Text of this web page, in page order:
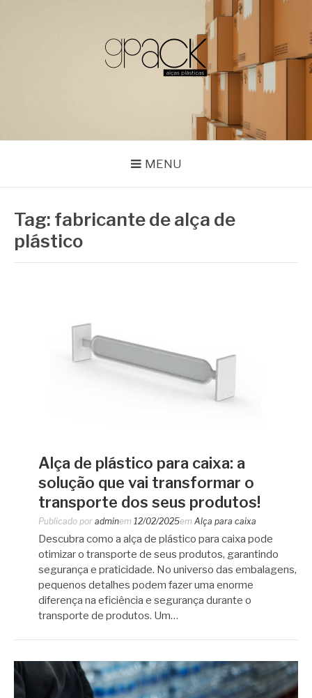
MENU
Tag: fabricante de alça de
plástico
Alça de plástico para caixa: a
solução que vai transformar o
transporte dos seus produtos!
Publicado por adminem 12/02/2025em Alça para caixa
Descubra como a alça de plástico para caixa pode
otimizar o transporte de seus produtos, garantindo
segurança e praticidade. No universo das embalagens,
pequenos detalhes podem fazer uma enorme
diferença na eficiência e segurança durante o
transporte de produtos. Um…